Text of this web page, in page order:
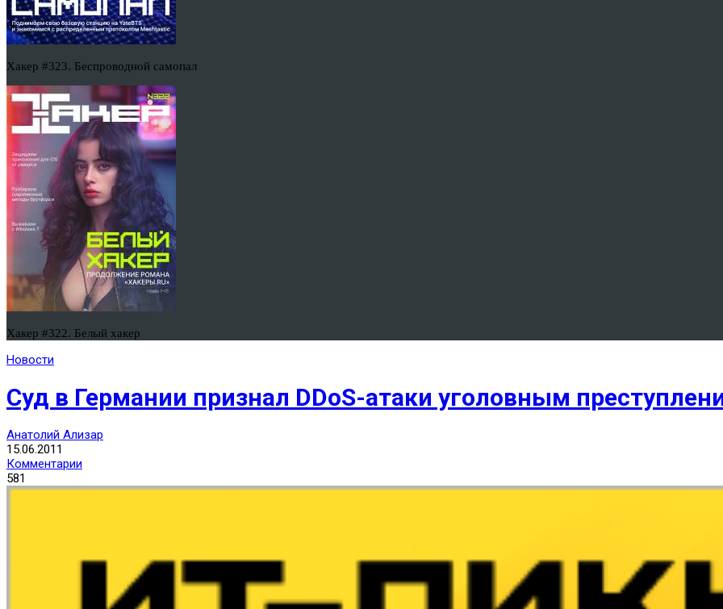
Хакер #323. Беспроводной самопал
Хакер #322. Белый хакер
Новости
Суд в Германии признал DDoS-атаки уголовным
Анатолий Ализар
15.06.2011
Комментарии
581